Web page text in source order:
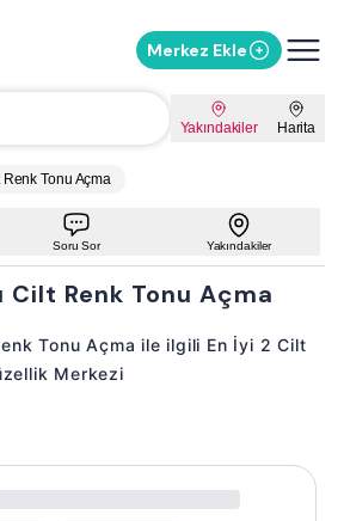
Merkez Ekle
Yakındakiler Harita
Tonu Açma
Soru Sor Yakındakiler
Cilt Renk Tonu Açma
Tonu Açma ile ilgili En İyi 2 Cilt
Merkezi